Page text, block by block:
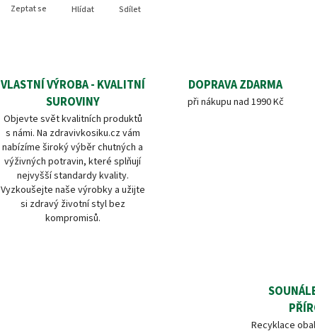
Zeptat se Hlídat Sdílet
VLASTNÍ VÝROBA - KVALITNÍ
SUROVINY
Objevte svět kvalitních produktů
s námi. Na zdravivkosiku.cz vám
nabízíme široký výběr chutných a
výživných potravin, které splňují
nejvyšší standardy kvality.
Vyzkoušejte naše výrobky a užijte
si zdravý životní styl bez
kompromisů.
DOPRAVA ZDARMA
při nákupu nad 1990 Kč
Recyklace